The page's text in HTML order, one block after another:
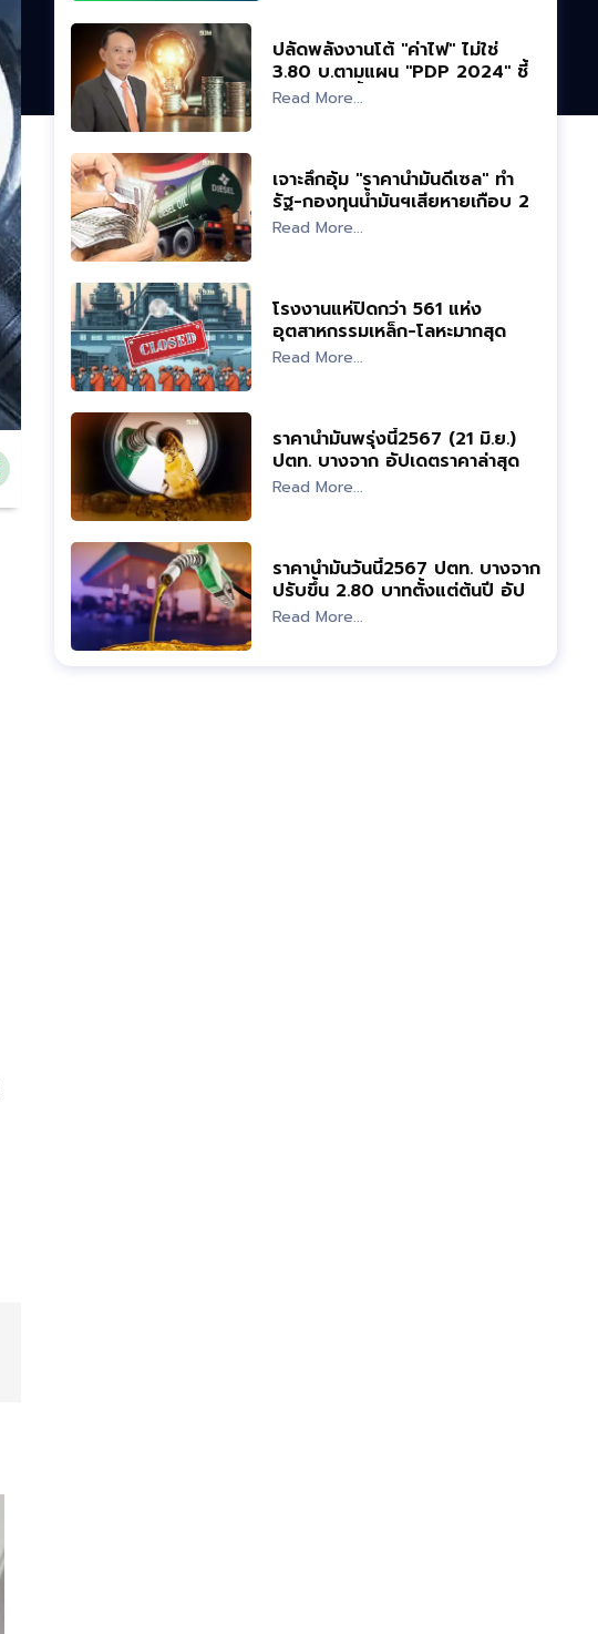
ปลัดพลังงานโต้ "ค่าไฟ" ไม่ใช่
3.80 บ.ตามแผน "PDP 2024" ชี้
ต้องบวกหนี้อีก 30 สต.
Read More...
เจาะลึกอุ้ม "ราคาน้ำมันดีเซล" ทำ
รัฐ-กองทุนน้ำมันฯเสียหายเกือบ 2
แสนล้าน
Read More...
โรงงานแห่ปิดกว่า 561 แห่ง
อุตสาหกรรมเหล็ก-โลหะมากสุด
Read More...
ราคาน้ำมันพรุ่งนี้2567 (21 มิ.ย.)
ปตท. บางจาก อัปเดตราคาล่าสุด
Read More...
ราคาน้ำมันวันนี้2567 ปตท. บางจาก
ปรับขึ้น 2.80 บาทตั้งแต่ต้นปี อัป
เดทล่าสุด
Read More...